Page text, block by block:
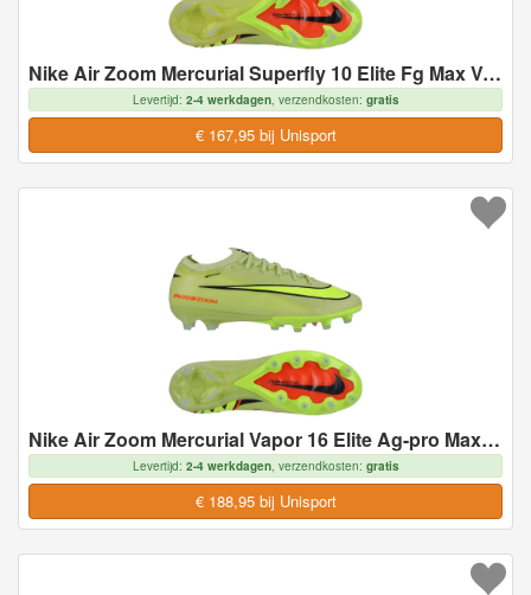
Nike Air Zoom Mercurial Superfly 10 Elite Fg Max Voltage - Geel/neon/oranje - Natuurgras (Fg), maat 42½
Levertijd: 2-4 werkdagen, verzendkosten: gratis
€ 167,95 bij Unisport
Nike Air Zoom Mercurial Vapor 16 Elite Ag-pro Max Voltage - Geel/neon/oranje - Kunstgras (Ag), maat 45½
Levertijd: 2-4 werkdagen, verzendkosten: gratis
€ 188,95 bij Unisport